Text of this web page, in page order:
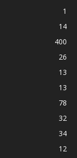
1
14
400
26
13
13
78
32
34
12